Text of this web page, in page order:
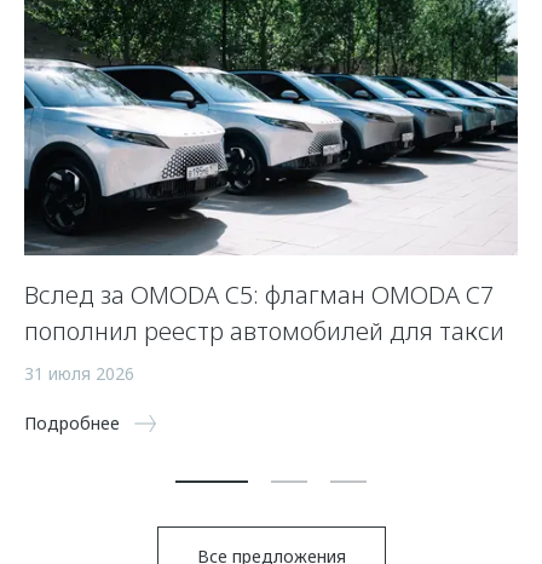
Вслед за OMODA C5: флагман OMODA C7
пополнил реестр автомобилей для такси
31 июля 2026
Подробнее
Все предложения